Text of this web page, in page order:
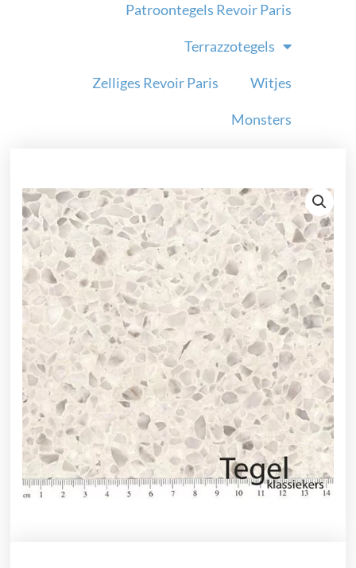
Patroontegels Revoir Paris
Terrazzotegels
Zelliges Revoir Paris Witjes
Monsters